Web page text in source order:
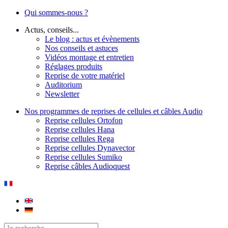
Qui sommes-nous ?
Actus, conseils...
Le blog : actus et évènements
Nos conseils et astuces
Vidéos montage et entretien
Réglages produits
Reprise de votre matériel
Auditorium
Newsletter
Nos programmes de reprises de cellules et câbles Audio
Reprise cellules Ortofon
Reprise cellules Hana
Reprise cellules Rega
Reprise cellules Dynavector
Reprise cellules Sumiko
Reprise câbles Audioquest